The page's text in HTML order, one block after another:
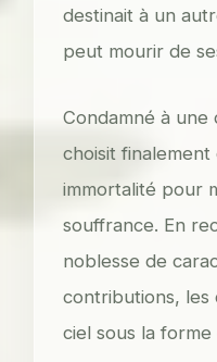
destinait à un
peut mourir de
Condamné à
choisit
immortalité pour
souffrance. En
noblesse de
contributions, les
ciel sous la